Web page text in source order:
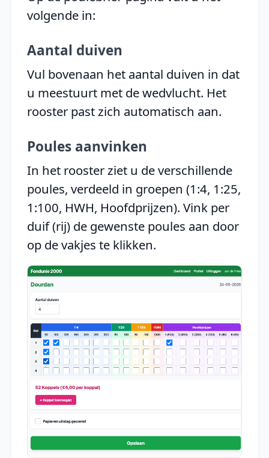
volgende in:
Aantal duiven
Vul bovenaan het aantal duiven in dat
u meestuurt met de wedvlucht. Het
rooster past zich automatisch aan.
Poules aanvinken
In het rooster ziet u de verschillende
poules, verdeeld in groepen (1:4, 1:25,
1:100, HWH, Hoofdprijzen). Vink per
duif (rij) de gewenste poules aan door
op de vakjes te klikken.